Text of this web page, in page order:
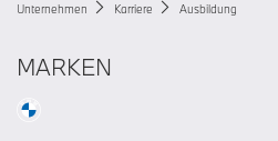
Unternehmen Karriere Ausbildung
MARKEN